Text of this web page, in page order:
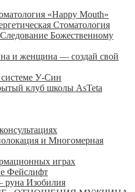
«Happy Mouth»
Cтоматология
Божественному
и женщина — создай свой
У-Син
клуб школы AsTeta
и Многомерная
играх
Фейслифт
Изобилия